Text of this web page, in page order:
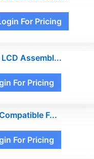
For Pricing
Assembl...
For Pricing
F...
For Pricing